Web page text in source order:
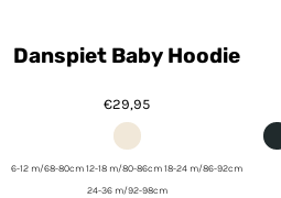
Danspiet Baby Hoodie
€29,95
6-12 m/68-80cm 12-18 m/80-86cm 18-24 m/86-92cm
24-36 m/92-98cm